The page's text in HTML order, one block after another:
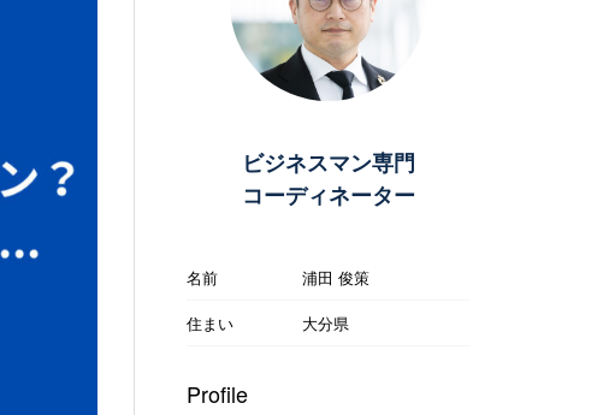
ビジネスマン専門
コーディネーター
名前
浦田 俊策
住まい
大分県
Profile